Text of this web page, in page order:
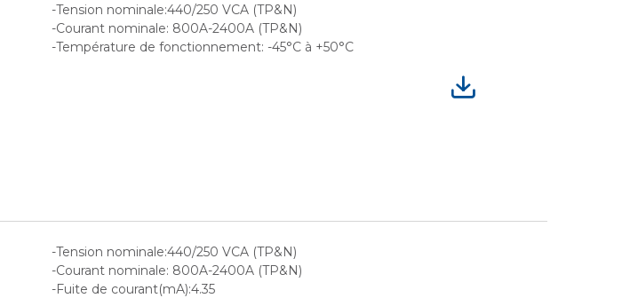
-Tension nominale:440/250 VCA (TP&N)
-Courant nominale: 800A-2400A (TP&N)
-Température de fonctionnement: -45°C à +50°C
-Tension nominale:440/250 VCA (TP&N)
-Courant nominale: 800A-2400A (TP&N)
-Fuite de courant(mA):4.35